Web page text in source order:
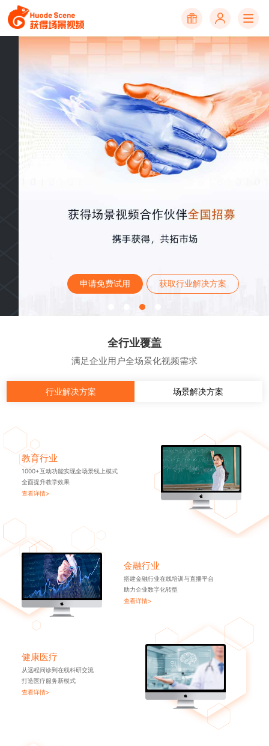
申请免费试用 获取行业解决方案
全行业覆盖
满足企业用户全场景化视频需求
行业解决方案 场景解决方案
教育行业
1000+互动功能实现全场景线上模式
全面提升教学效果
查看详情>
金融行业
搭建金融行业在线培训与直播平台
助力企业数字化转型
查看详情>
健康医疗
从远程问诊到在线科研交流
打造医疗服务新模式
查看详情>